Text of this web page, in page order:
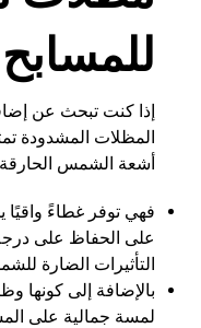
إذا كنت تبحث عن
المظلات المشدودة
أشعة الشمس الحارقة
فهي توفر غطاءً
على الحفاظ على
التأثيرات الضارة
بالإضافة إلى كونها
لمسة جمالية على